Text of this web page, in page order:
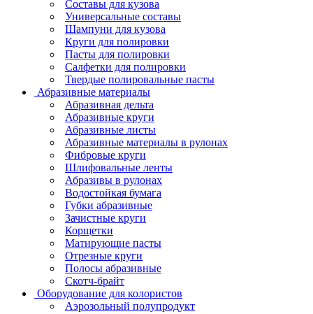
Составы для кузова
Универсальные составы
Шампуни для кузова
Круги для полировки
Пасты для полировки
Салфетки для полировки
Твердые полировальные пасты
Абразивные материалы
Абразивная дельта
Абразивные круги
Абразивные листы
Абразивные материалы в рулонах
Фибровые круги
Шлифовальные ленты
Абразивы в рулонах
Водостойкая бумага
Губки абразивные
Зачистные круги
Корщетки
Матирующие пасты
Отрезные круги
Полосы абразивные
Скотч-брайт
Оборудование для колористов
Аэрозольный полупродукт